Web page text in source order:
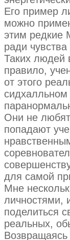
Его пример
можно
этим редкие
ради
Таких людей
правило,
от этого
сидхалльном
Они не
попадают
для самой
Мне
личностями,
поделиться
реальных,
Возвращаясь